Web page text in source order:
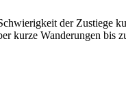
der Zustiege
kurze Wanderungen bis